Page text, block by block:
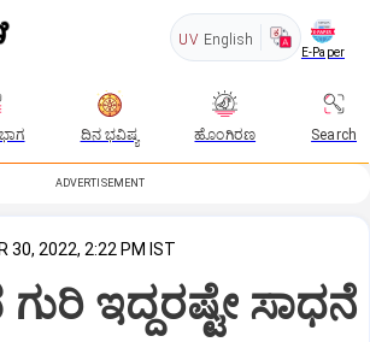
UV English
E-Paper
ದಿನ ಭವಿಷ್ಯ ಹೊಂಗಿರಣ Search
ADVERTISEMENT
30, 2022, 2:22 PM IST
ಇದ್ದರಷ್ಟೇ ಸಾಧನೆ